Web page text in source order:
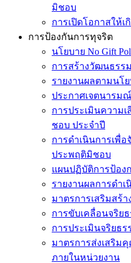
มิชอบ
การเปิดโอกาสให้
การป้องกันการทุจริต
นโยบาย No Gift
การสร้างวัฒนธรรม
รายงานผลตามนโย
ประกาศเจตนารมณ์
การประเมินความ
ชอบ ประจำปี
การดำเนินการเพื่
ประพฤติมิชอบ
แผนปฏิบัติการป้อง
รายงานผลการดำ
มาตรการเสริมสร้
การขับเคลื่อนจริย
การประเมินจริยธ
มาตรการส่งเสริม
ภายในหน่วยงาน